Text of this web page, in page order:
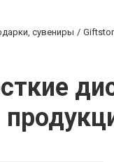
сувениры